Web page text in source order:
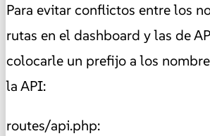
Para evitar conflictos entre los
rutas en el dashboard y las de
colocarle un prefijo a los
la API:
routes/api.php: